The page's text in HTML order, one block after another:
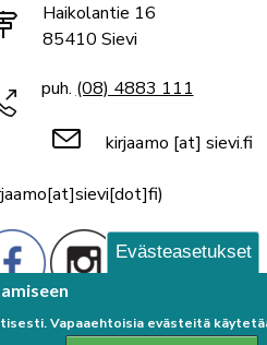
Haikolantie 16
85410 Sievi
puh. (08) 4883 111
kirjaamo [at] sievi.fi
Evästeasetukset
Vapaaehtoisia evästeitä